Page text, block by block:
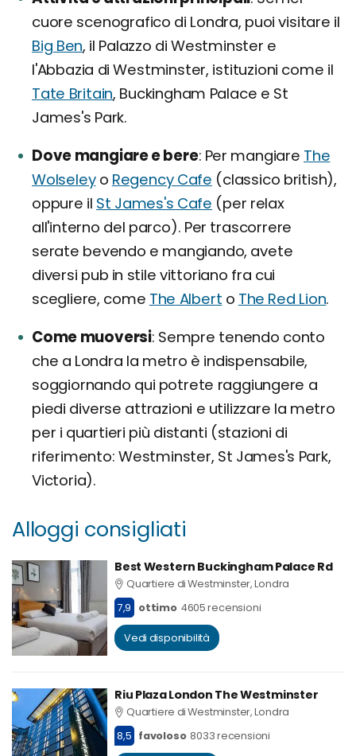
cuore scenografico di Londra, puoi visitare il
Big Ben, il Palazzo di Westminster e
l'Abbazia di Westminster, istituzioni come il
Tate Britain, Buckingham Palace e St
James's Park.
Dove mangiare e bere Per mangiare The
Wolseleyo Regency Cafe (classico british),
oppure il St James's Cafe (per relax
all'interno del parco). Per trascorrere
serate bevendo e mangiando, avete
diversi pub in stile vittoriano fra cui
scegliere, come The Albert o The Red Lion.
Come muoversi Sempre tenendo conto
che a Londra la metro è indispensabile,
soggiornando qui potrete raggiungere a
piedi diverse attrazioni e utilizzare la metro
per i quartieri più distanti (stazioni di
riferimento: Westminster, St James's Park,
Victoria).
Alloggi consigliati
Best Western Buckingham Palace Rd
Quartiere di Westminster, Londra
7,9
ottimo 4605 recensioni
Vedi disponibilità
Riu Plaza London The Westminster
Quartiere di Westminster, Londra
8,5 favoloso 8033 recensioni